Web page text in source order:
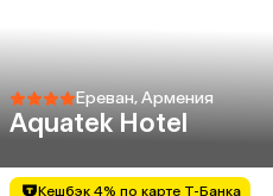
Ереван, Армения
Aquatek Hotel
Кешбэк 4% по карте Т-Банка